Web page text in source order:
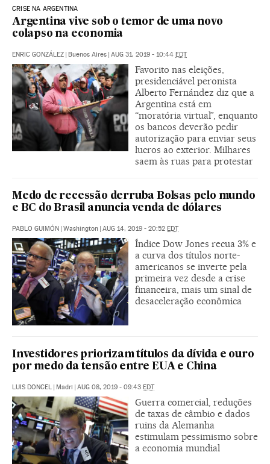
CRISE NA ARGENTINA
Argentina vive sob o temor de uma novo
colapso na economia
ENRIC GONZÁLEZ | Buenos Aires | AUG 31, 2019 - 10:44 EDT
Favorito nas eleições,
presidenciável peronista
Alberto Fernández diz que a
Argentina está em
“moratória virtual”, enquanto
os bancos deverão pedir
autorização para enviar seus
lucros ao exterior. Milhares
saem às ruas para protestar
Medo de recessão derruba Bolsas pelo mundo
e BC do Brasil anuncia venda de dólares
PABLO GUIMÓN | Washington | AUG 14, 2019 - 20:52 EDT
Índice Dow Jones recua 3% e
a curva dos títulos norte-
americanos se inverte pela
primeira vez desde a crise
financeira, mais um sinal de
desaceleração econômica
Investidores priorizam títulos da dívida e ouro
por medo da tensão entre EUA e China
LUIS DONCEL | Madri | AUG 08, 2019 - 09:43 EDT
Guerra comercial, reduções
de taxas de câmbio e dados
ruins da Alemanha
estimulam pessimismo sobre
a economia mundial